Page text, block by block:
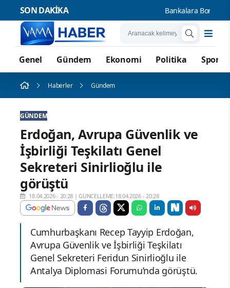
SON DAKİKA Bankalara Borçlu Kişi
Genel Gündem Ekonomi Politika Spor
Haberler Gündem
GÜNDEM
Erdoğan, Avrupa Güvenlik ve
İşbirliği Teşkilatı Genel
Sekreteri Sinirlioğlu ile
görüştü
18.04.2026 - 20:28 |GÜNCELLEME:18.04.2026 - 20:28
Cumhurbaşkanı Recep Tayyip Erdoğan,
Avrupa Güvenlik ve İşbirliği Teşkilatı
Genel Sekreteri Feridun Sinirlioğlu ile
Antalya Diplomasi Forumu’nda görüştü.